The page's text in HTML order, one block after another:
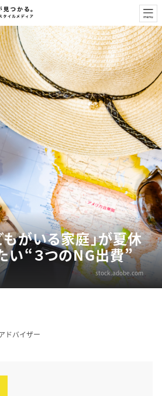
がいる家庭」が夏休
い“３つのNG出費”
stock.adobe.com
ドバイザー